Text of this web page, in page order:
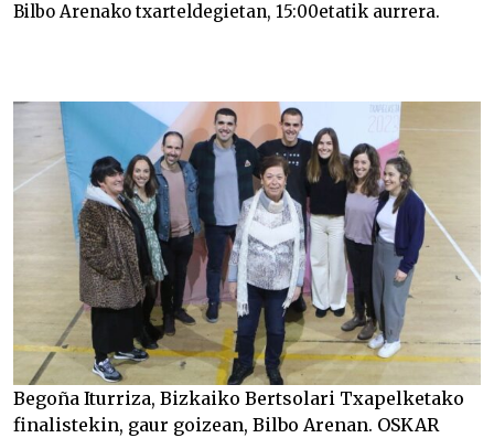
Bilbo Arenako txarteldegietan, 15:00etatik aurrera.
Begoña Iturriza, Bizkaiko Bertsolari Txapelketako
finalistekin, gaur goizean, Bilbo Arenan. OSKAR